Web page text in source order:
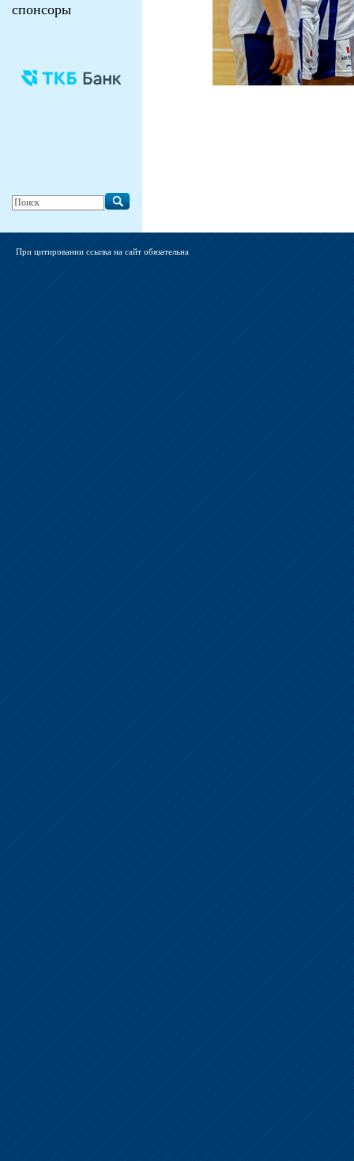
спонсоры
При цитировании ссылка на сайт обязательна